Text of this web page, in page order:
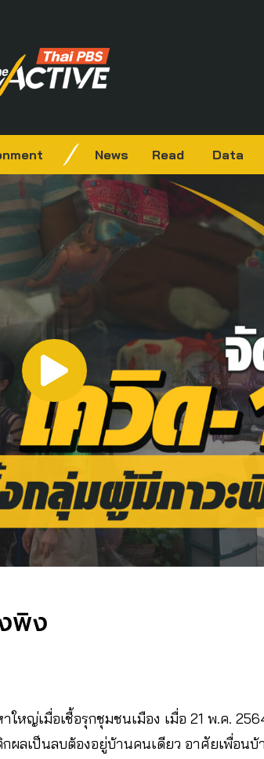
News Read Data
พิง
หญ่เมื่อเชื้อรุกชุมชนเมือง เมื่อ 21 พ.ค.
ผลเป็นลบต้องอยู่บ้านคนเดียว อาศัยเพื่อนบ้